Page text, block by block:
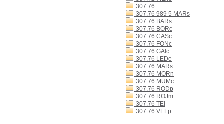
307.76
307.76 989 5 MARs
307.76 BARs
307.76 BORc
307.76 CASc
307.76 FONc
307.76 GAIc
307.76 LEDe
307.76 MARs
307.76 MORn
307.76 MUMc
307.76 RODp
307.76 ROJm
307.76 TEI
307.76 VELp